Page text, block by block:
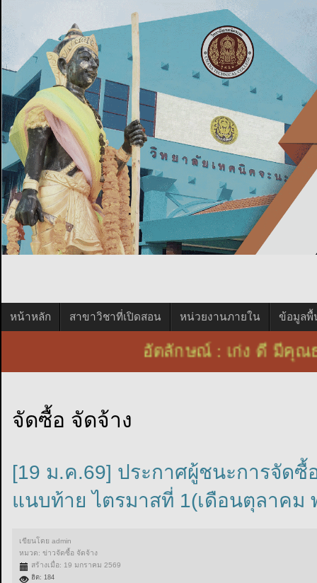
หน้าหลัก สาขาวิชาที่เปิดสอน หน่วยงานภายใน ข้อมูลพื้
อัตลักษณ์ : เก่ง ดี มี
จัดซื้อ จัดจ้าง
[19 ม.ค.69] ประกาศผู้ชนะการจัดซื้
แนบท้าย ไตรมาสที่ 1(เดือนตุลาคม
เขียนโดยadmin
หมวด:ข่าวจัดซื้อ จัดจ้าง
สร้างเมื่อ: 19 มกราคม 2569
ฮิต: 184